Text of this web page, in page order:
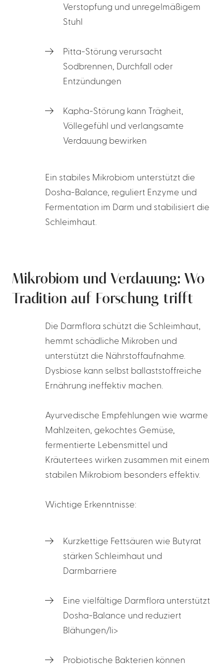
Verstopfung und unregelmäßigem
Stuhl
Pitta-Störung verursacht
Sodbrennen, Durchfall oder
Entzündungen
Kapha-Störung kann Trägheit,
Völlegefühl und verlangsamte
Verdauung bewirken
Ein stabiles Mikrobiom unterstützt die
Dosha-Balance, reguliert Enzyme und
Fermentation im Darm und stabilisiert die
Schleimhaut.
Mikrobiom und Verdauung: Wo
Tradition auf Forschung trifft
Die Darmflora schützt die Schleimhaut,
hemmt schädliche Mikroben und
unterstützt die Nährstoffaufnahme.
Dysbiose kann selbst ballaststoffreiche
Ernährung ineffektiv machen.
Ayurvedische Empfehlungen wie warme
Mahlzeiten, gekochtes Gemüse,
fermentierte Lebensmittel und
Kräutertees wirken zusammen mit einem
stabilen Mikrobiom besonders effektiv.
Wichtige Erkenntnisse:
Kurzkettige Fettsäuren wie Butyrat
stärken Schleimhaut und
Darmbarriere
Eine vielfältige Darmflora unterstützt
Dosha-Balance und reduziert
Blähungen/li>
Probiotische Bakterien können